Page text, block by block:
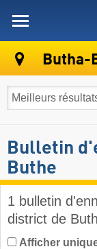
Butha-
Bulletin
Buthe
1 bulletin
district de
Afficher